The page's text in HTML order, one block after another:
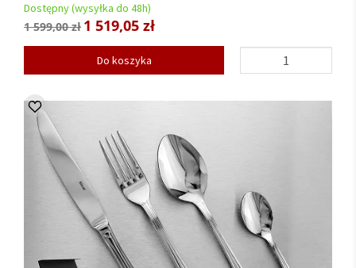
Dostępny (wysyłka do 48h)
1 599,00 zł 1 519,05 zł
Do koszyka